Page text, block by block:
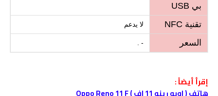
بي USB
تقنية NFC لا يدعم
السعر - .
إقرأ أيضاً :